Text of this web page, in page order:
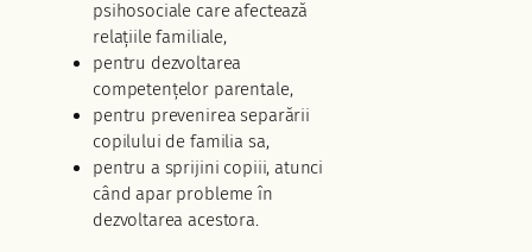
psihosociale care afectează
relațiile familiale,
pentru dezvoltarea
competențelor parentale,
pentru prevenirea separării
copilului de familia sa,
pentru a sprijini copiii, atunci
când apar probleme în
dezvoltarea acestora.